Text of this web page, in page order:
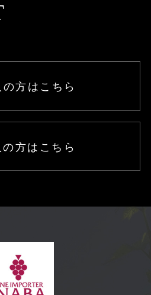
よう対策を講じ、従
業者も監督します。
、法令により認められ
しません。
情報が事実と異なる場
応じます
ィクスの使⽤につい
の方はこちら
方はこちら